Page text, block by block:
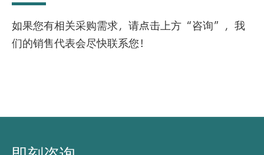
如果您有相关采购需求，请点击上方“咨询”，我
们的销售代表会尽快联系您！